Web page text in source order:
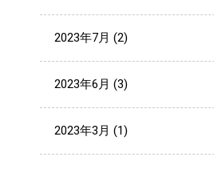
2023年7月 (2)
2023年6月 (3)
2023年3月 (1)